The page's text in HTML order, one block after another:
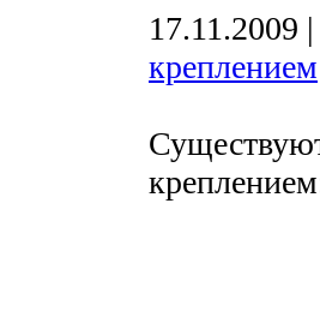
17.11.2009 |
креплением